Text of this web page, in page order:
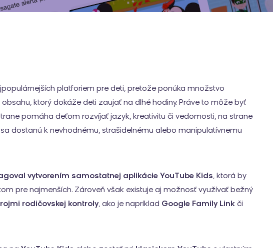
platforiem pre deti, pretože ponúka množstvo
obsahu, ktorý dokáže deti zaujať na dlhé hodiny. Práve to môže byť
pomáha deťom rozvíjať jazyk, kreativitu či vedomosti, na strane
dostanú k nevhodnému, strašidelnému alebo manipulatívnemu
vytvorením samostatnej aplikácie YouTube Kids, ktorá by
pre najmenších. Zároveň však existuje aj možnosť využívať bežný
rodičovskej kontroly, ako je napríklad Google Family Linkči